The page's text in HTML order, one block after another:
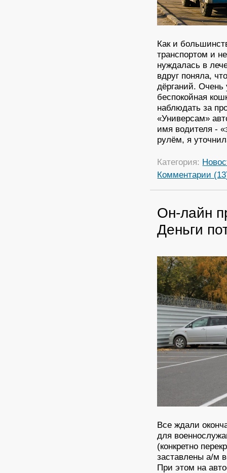
Как и
транспортом и
нуждалась в
вдруг поняла,
дёрганий. Очень
беспокойная
наблюдать за
«Универсам»
имя водителя -
рулём, я
Категория:
Комментарии
Он-лайн
Деньги
Все ждали
для
(конкретно
заставлены а/м
При этом на